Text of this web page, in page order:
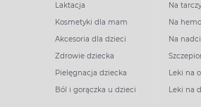
Laktacja
Kosmetyki dla mam
Akcesoria dla dzieci
Zdrowie dziecka
Pielęgnacja dziecka
Ból i gorączka u dzieci
Na
Na
Na
Leki na
Leki na